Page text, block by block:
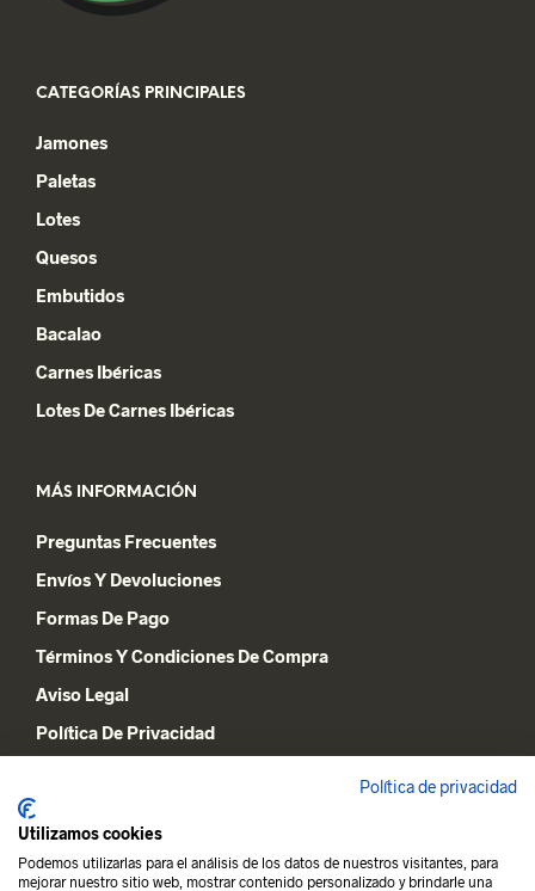
CATEGORÍAS PRINCIPALES
Jamones
Paletas
Lotes
Quesos
Embutidos
Bacalao
Carnes Ibéricas
Lotes De Carnes Ibéricas
MÁS INFORMACIÓN
Preguntas Frecuentes
Envíos Y Devoluciones
Formas De Pago
Términos Y Condiciones De Compra
Aviso Legal
Política De Privacidad
Política de privacidad
Utilizamos cookies
Podemos utilizarlas para el análisis de los datos de nuestros visitantes, para
mejorar nuestro sitio web, mostrar contenido personalizado y brindarle una